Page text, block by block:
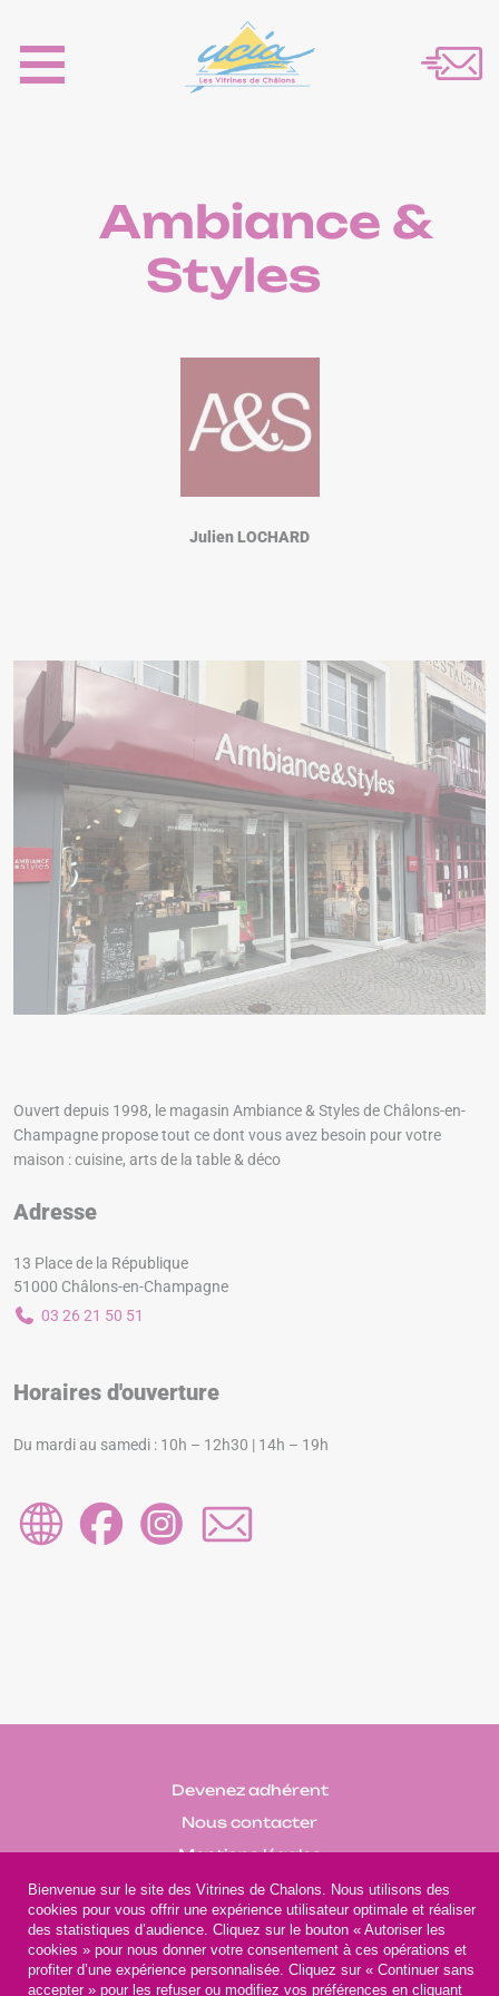
Ambiance &
Styles
Julien LOCHARD
Ouvert depuis 1998, le magasin Ambiance & Styles de Châlons-en-
Champagne propose tout ce dont vous avez besoin pour votre
maison : cuisine, arts de la table & déco
Adresse
13 Place de la République
51000 Châlons-en-Champagne
03 26 21 50 51
Horaires d'ouverture
Du mardi au samedi : 10h – 12h30 | 14h – 19h
Devenez adhérent
Nous contacter
Mentions légales
Bienvenue sur le site des Vitrines de Chalons. Nous utilisons des
cookies pour vous offrir une expérience utilisateur optimale et réaliser
des statistiques d’audience. Cliquez sur le bouton « Autoriser les
cookies » pour nous donner votre consentement à ces opérations et
profiter d’une expérience personnalisée. Cliquez sur « Continuer sans
accepter » pour les refuser ou modifiez vos préférences en cliquant